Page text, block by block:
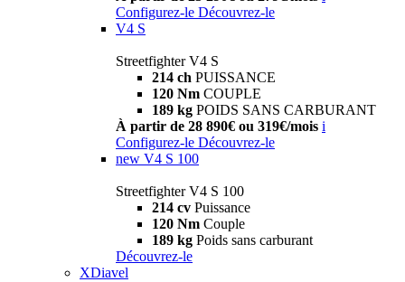
Configurez-le Découvrez-le
V4 S
Streetfighter V4 S
214 ch PUISSANCE
120 Nm COUPLE
189 kg POIDS SANS CARBURANT
À partir de 28 890€ ou 319€/mois i
Configurez-le Découvrez-le
new V4 S 100
Streetfighter V4 S 100
214 cv Puissance
120 Nm Couple
189 kg Poids sans carburant
Découvrez-le
XDiavel